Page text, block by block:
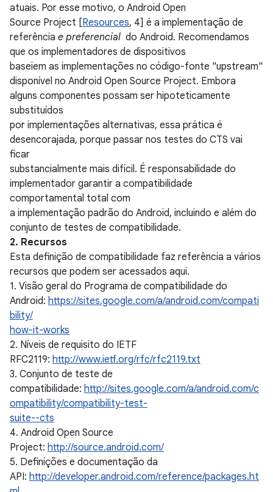
atuais. Por esse motivo, o Android Open
Source Project [Resources, 4] é a implementação de
referência e preferencial do Android. Recomendamos
que os implementadores de dispositivos
baseiem as implementações no código-fonte "upstream"
disponível no Android Open Source Project. Embora
alguns componentes possam ser hipoteticamente
substituídos
por implementações alternativas, essa prática é
desencorajada, porque passar nos testes do CTS vai
ficar
substancialmente mais difícil. É responsabilidade do
implementador garantir a compatibilidade
comportamental total com
a implementação padrão do Android, incluindo e além do
conjunto de testes de compatibilidade.
2. Recursos
Esta definição de compatibilidade faz referência a vários
recursos que podem ser acessados aqui.
1. Visão geral do Programa de compatibilidade do
Android: https://sites.google.com/a/android.com/compati
bility/
how-it-works
2. Níveis de requisito do IETF
RFC2119: http://www.ietf.org/rfc/rfc2119.txt
3. Conjunto de teste de
compatibilidade: http://sites.google.com/a/android.com/c
ompatibility/compatibility-test-
suite--cts
4. Android Open Source
Project: http://source.android.com/
5. Definições e documentação da
API: http://developer.android.com/reference/packages.ht